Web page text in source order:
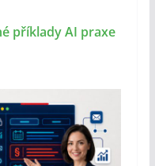
příklady AI praxe